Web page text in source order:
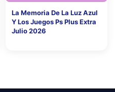
La Memoria De La Luz Azul
Y Los Juegos Ps Plus Extra
Julio 2026